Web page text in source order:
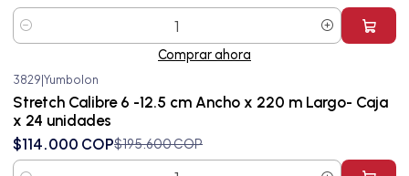
Cantidad
Comprar ahora
-42%
3829 Yumbolon
Stretch Calibre 6 -12.5 cm Ancho x 220 m Largo- Caja
x 24 unidades
$114.000 COP$195.600 COP